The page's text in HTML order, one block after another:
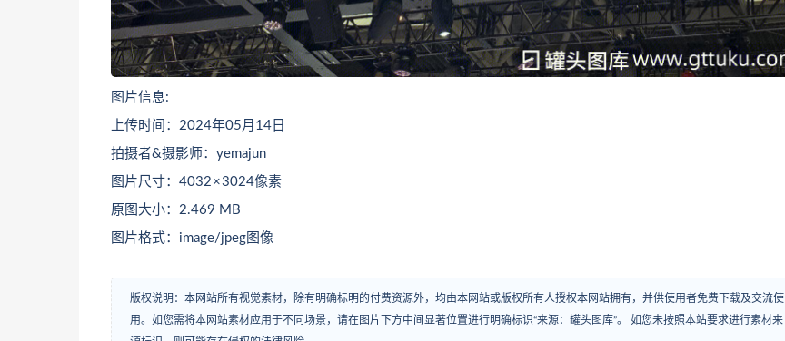
图片信息:
上传时间：2024年05月14日
拍摄者&摄影师：yemajun
图片尺寸：4032 × 3024像素
原图大小：2.469 MB
图片格式：image/jpeg图像
版权说明：本网站所有视觉素材，除有明确标明的付费资源外，均由本网站或版权所有人授权本网站拥有，并供使用者免费下载及交流使
用。如您需将本网站素材应用于不同场景，请在图片下方中间显著位置进行明确标识“来源：罐头图库”。 如您未按照本站要求进行素材来